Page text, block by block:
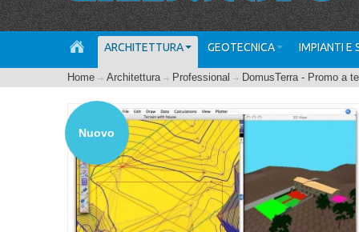
ARCHITETTURA GEOTECNICA IMPIANTI E
Home Architettura Professional DomusTerra - Promo a
Nuovo